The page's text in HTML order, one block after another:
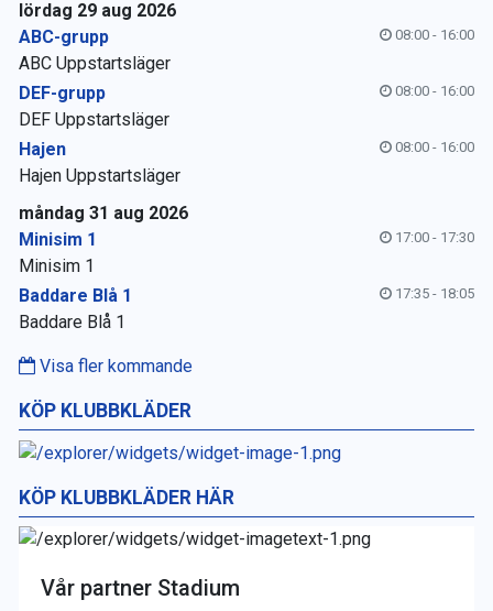
lördag 29 aug 2026
ABC-grupp
08:00 - 16:00
ABC Uppstartsläger
DEF-grupp
08:00 - 16:00
DEF Uppstartsläger
Hajen
08:00 - 16:00
Hajen Uppstartsläger
måndag 31 aug 2026
Minisim 1
17:00 - 17:30
Minisim 1
Baddare Blå 1
17:35 - 18:05
Baddare Blå 1
Visa fler kommande
KÖP KLUBBKLÄDER
KÖP KLUBBKLÄDER HÄR
Vår partner Stadium